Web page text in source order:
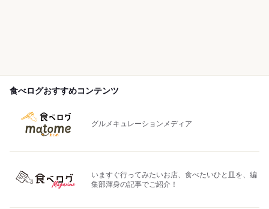
食べログおすすめコンテンツ
グルメキュレーションメディア
いますぐ行ってみたいお店、食べたいひと皿を、編
集部渾身の記事でご紹介！